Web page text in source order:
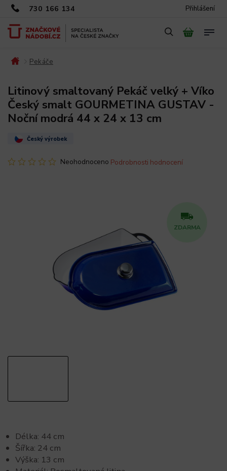
730 166 134 Přihlášení
Pekáče
Litinový smaltovaný Pekáč velký + Víko
Český smalt GOURMETINA GUSTAV -
Noční modrá 44 x 24 x 13 cm
Český výrobek
Neohodnoceno Podrobnosti hodnocení
ZDARMA
Délka: 44 cm
Šířka: 24 cm
Výška: 13 cm